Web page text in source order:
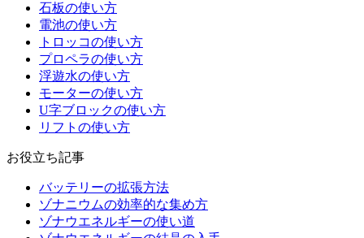
石板の使い方
電池の使い方
トロッコの使い方
プロペラの使い方
浮遊水の使い方
モーターの使い方
U字ブロックの使い方
リフトの使い方
お役立ち記事
バッテリーの拡張方法
ゾナニウムの効率的な集め方
ゾナウエネルギーの使い道